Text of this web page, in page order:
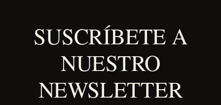
SUSCRÍBETE A
NUESTRO
NEWSLETTER